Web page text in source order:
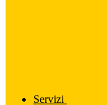
Servizi